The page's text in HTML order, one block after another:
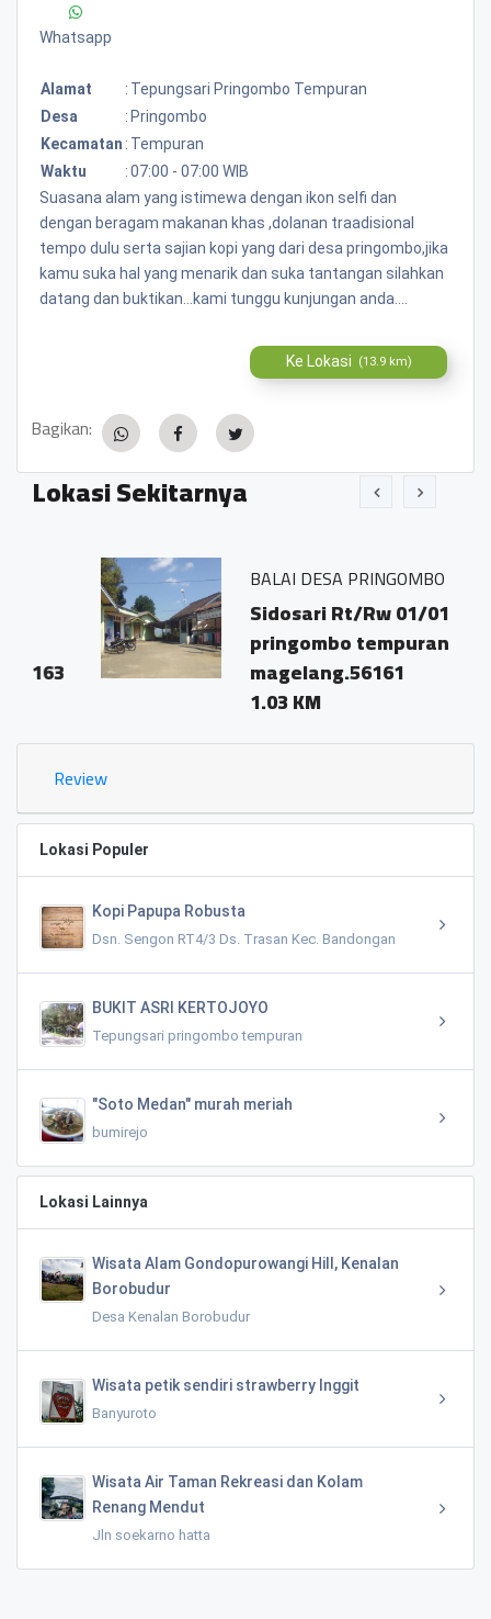
Whatsapp
Alamat : Tepungsari Pringombo Tempuran
Desa
: Pringombo
Kecamatan : Tempuran
Waktu
:07:00 - 07:00 WIB
Suasana alam yang istimewa dengan ikon selfi dan
dengan beragam makanan khas ,dolanan traadisional
tempo dulu serta sajian kopi yang dari desa pringombo,jika
kamu suka hal yang menarik dan suka tantangan silahkan
datang dan buktikan...kami tunggu kunjungan anda....
Ke Lokasi (13.9 km)
Bagikan:
Lokasi Sekitarnya
BALAI DESA PRINGOMBO
Sidosari Rt/Rw 01/01
pringombo tempuran
magelang.56161
1.03 KM
Review
Lokasi Populer
Kopi Papupa Robusta
Dsn. Sengon RT4/3 Ds. Trasan Kec. Bandongan
BUKIT ASRI KERTOJOYO
Tepungsari pringombo tempuran
"Soto Medan" murah meriah
bumirejo
Lokasi Lainnya
Wisata Alam Gondopurowangi Hill, Kenalan
Borobudur
Desa Kenalan Borobudur
Wisata petik sendiri strawberry Inggit
Banyuroto
Wisata Air Taman Rekreasi dan Kolam
Renang Mendut
Jln soekarno hatta